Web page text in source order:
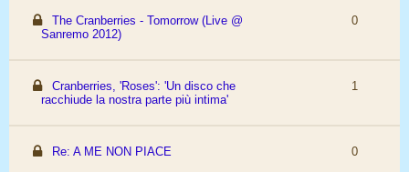
The Cranberries - Tomorrow (Live @
Sanremo 2012)
0
Cranberries, 'Roses': 'Un disco che
racchiude la nostra parte più intima'
1
Re: A ME NON PIACE 0